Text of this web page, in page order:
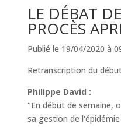
LE DÉBAT
PROCÈS
Publié le 19/04/2020 à
Retranscription du
Philippe David :
"En début de semaine,
sa gestion de